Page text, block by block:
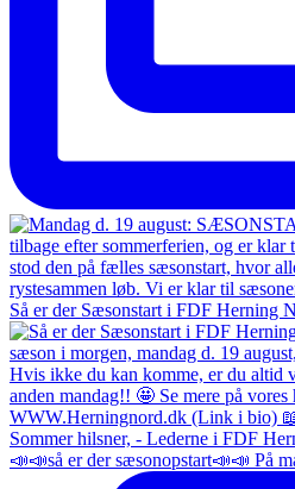
Så er der Sæsonstart i FDF Herning
📣📣så er der sæsonopstart📣📣 På